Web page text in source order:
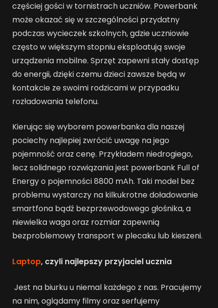
częściej gości w tornistrach uczniów. Powerbank
może okazać się w szczególności przydatny
podczas wycieczek szkolnych, gdzie uczniowie
często w większym stopniu eksploatują swoje
urządzenia mobilne. Sprzęt zapewni stały dostęp
do energii, dzięki czemu dzieci zawsze będą w
kontakcie ze swoimi rodzicami w przypadku
rozładowania telefonu.
Kierując się wyborem powerbanka dla naszej
pociechy najlepiej zwrócić uwagę na jego
pojemność oraz cenę. Przykładem niedrogiego,
lecz solidnego rozwiązania jest powerbank Full of
Energy o pojemności 8800 mAh. Taki model bez
problemu wystarczy na kilkukrotne doładowanie
smartfona bądź bezprzewodowego głośnika, a
niewielka waga oraz rozmiar zapewnią
bezproblemowy transport w plecaku lub kieszeni.
Laptop, czyli najlepszy przyjaciel ucznia
Jest na biurku u niemal każdego z nas. Pracujemy
na nim, oglądamy filmy oraz serfujemy